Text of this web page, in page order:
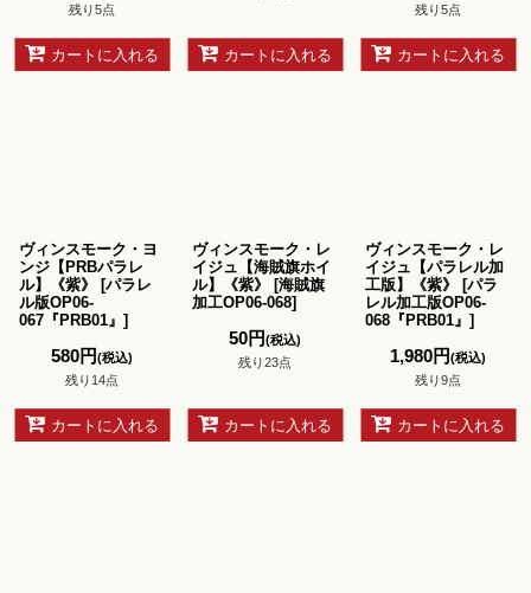
残り5点
カートに入れる カートに入れる
残り5点
カートに入れる
ヴィンスモーク・ヨ
ンジ【PRBパラレ
ル】《紫》
[パラレ
ル版OP06-
067『PRB01』 ]
580円(税込)
残り14点
カートに入れる
ヴィンスモーク・レ
イジュ【海賊旗ホイ
ル】《紫》
[海賊旗
加工OP06-068]
50円(税込)
残り23点
カートに入れる
ヴィンスモーク・レ
イジュ【パラレル加
工版】《紫》
[パラ
レル加工版OP06-
068『PRB01』 ]
1,980円(税込)
残り9点
カートに入れる